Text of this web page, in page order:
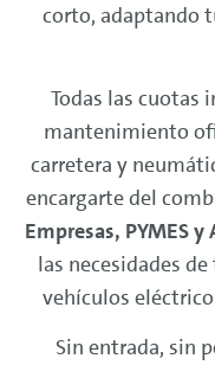
corto, adaptando
Todas las cuotas
mantenimiento
carretera y
encargarte del
Empresas, PYMES
las necesidades
vehículos
Sin entrada, sin